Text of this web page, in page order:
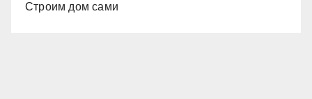
Строим дом сами